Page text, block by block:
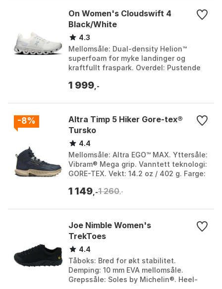
On Women's Cloudswift 4
Black/White
4.3
Mellomsåle: Dual-density Helion™
superfoam for myke landinger og
kraftfullt fraspark. Overdel: Pustende
for økt luftstrøm...
1 999 ,-
-8%
Altra Timp 5 Hiker Gore-tex®
Tursko
4.4
Mellomsåle: Altra EGO™ MAX. Yttersåle:
Vibram® Mega grip. Vanntett teknologi:
GORE-TEX. Vekt: 14.2 oz / 402 g. Farge:
1 149 ,-1 260,-
Joe Nimble Women's
TrekToes
4.4
Tåboks: Bred for økt stabilitet.
Demping: 10 mm EVA mellomsåle.
Grepssåle: Soles by Michelin®. Heel-